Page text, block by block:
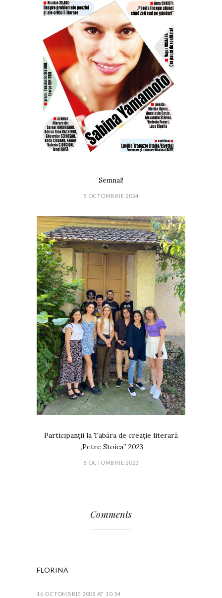
Semnal!
5 OCTOMBRIE 2024
Participanții la Tabăra de creație literară
„Petre Stoica” 2023
8 OCTOMBRIE 2023
Comments
FLORINA
16 OCTOMBRIE 2008 AT 10:54